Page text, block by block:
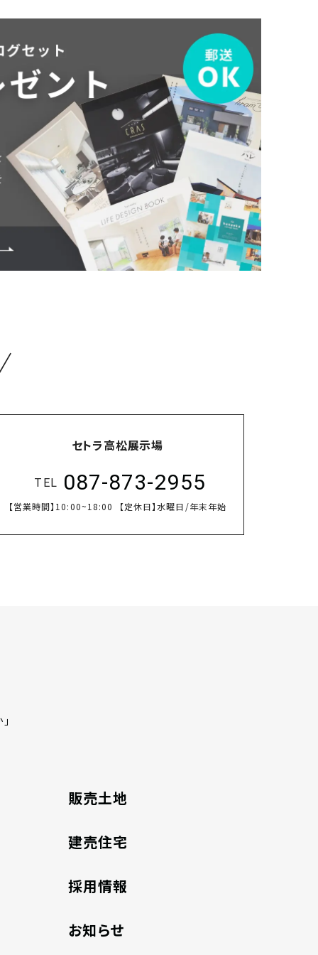
セトラ高松展示場
TEL 087-873-2955
【営業時間】 10:00~18:00 【定休日】水曜日/年末年始
販売土地
建売住宅
採用情報
お知らせ